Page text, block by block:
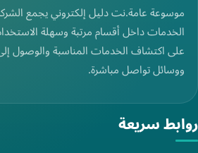
موسوعة عامة.نت دليل إلكتروني يجمع
الخدمات داخل أقسام مرتبة وسهلة
على اكتشاف الخدمات المناسبة والوصول
ووسائل تواصل مباشرة.
روابط سريعة